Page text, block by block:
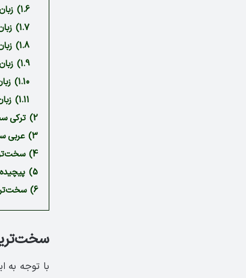
1.6)
1.7)
1.8)
1.9)
1.10)
1.11)
2) ترکی
3) عربی
4)
5)
6)
با توجه به